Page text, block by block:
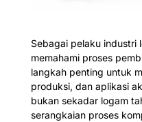
Sebagai pelaku industri
memahami proses
langkah penting untuk
produksi, dan aplikasi
bukan sekadar logam
serangkaian proses